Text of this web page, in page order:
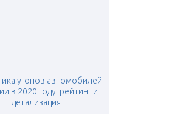
угонов автомобилей
в 2020 году: рейтинг и
детализация